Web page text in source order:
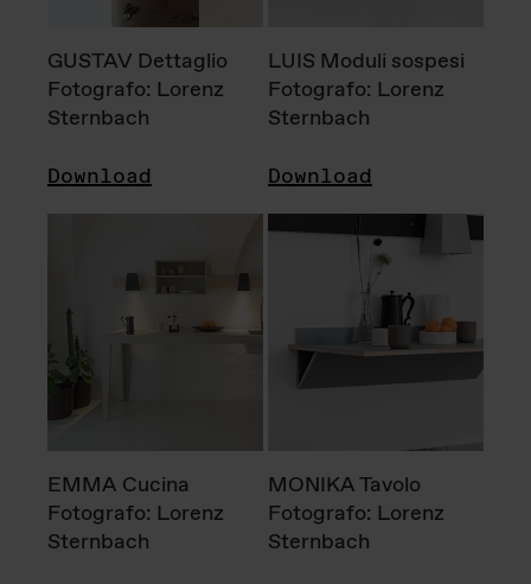
GUSTAV Dettaglio
Fotografo: Lorenz
Sternbach
Download
LUIS Moduli sospesi
Fotografo: Lorenz
Sternbach
Download
EMMA Cucina
Fotografo: Lorenz
Sternbach
MONIKA Tavolo
Fotografo: Lorenz
Sternbach